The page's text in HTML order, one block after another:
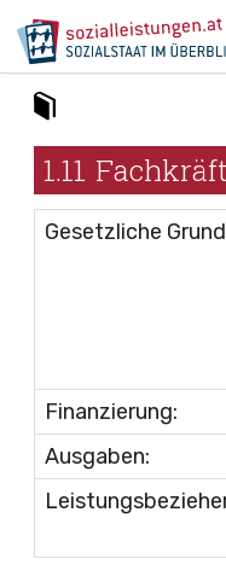
1.11
Gesetzliche
Finanzierung:
Ausgaben: